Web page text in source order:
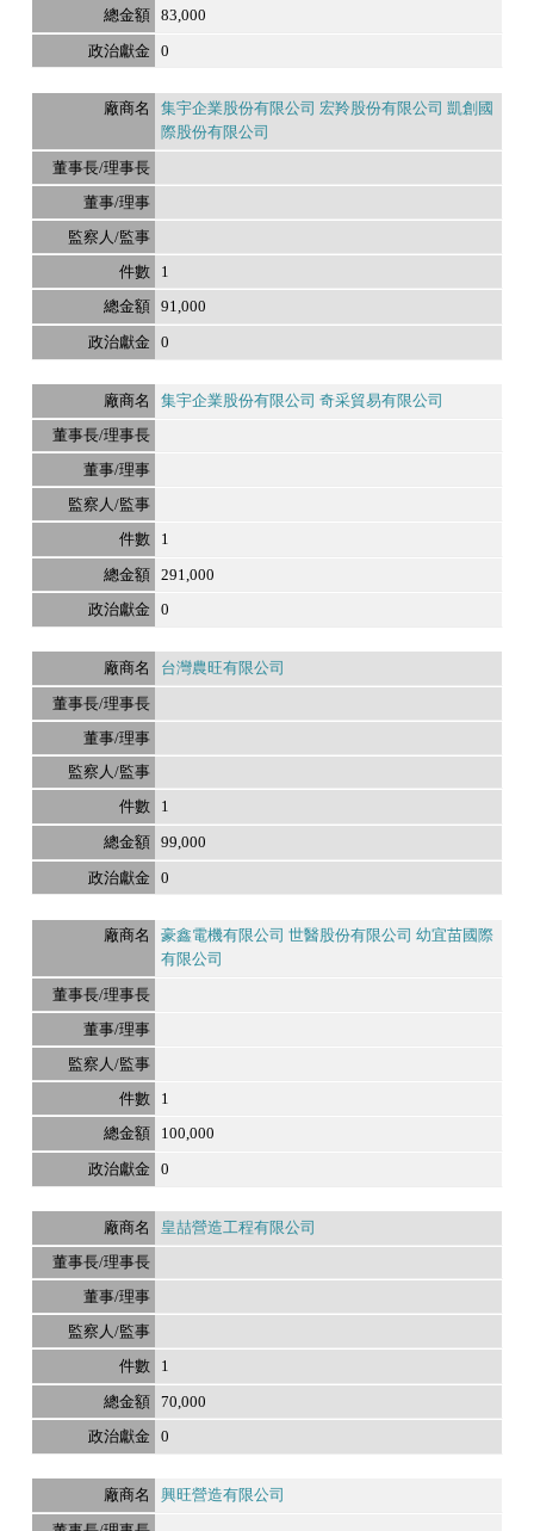
83,000
0
集宇企業股份有限公司 宏羚股份有限公司 凱創國
際股份有限公司
1
91,000
0
集宇企業股份有限公司 奇采貿易有限公司
1
291,000
0
台灣農旺有限公司
1
99,000
0
豪鑫電機有限公司 世醫股份有限公司 幼宜苗國際
有限公司
1
100,000
0
皇喆營造工程有限公司
1
70,000
0
興旺營造有限公司